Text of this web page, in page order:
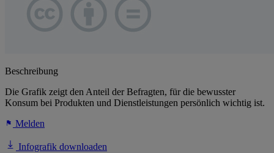
Beschreibung
Die Grafik zeigt den Anteil der Befragten, für die bewusster
Konsum bei Produkten und Dienstleistungen persönlich wichtig ist.
Melden
Infografik downloaden